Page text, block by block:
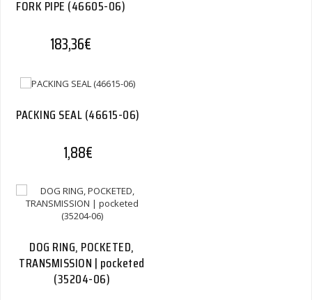
FORK PIPE (46605-06)
183,36€
PACKING SEAL (46615-06)
1,88€
DOG RING, POCKETED,
TRANSMISSION | pocketed
(35204-06)